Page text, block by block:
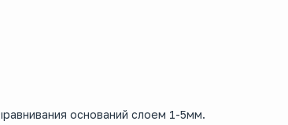
оснований слоем 1-5мм.